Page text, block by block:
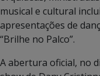
musical e cultural
apresentações de
“Brilhe no Palco”.
A abertura oficial, no